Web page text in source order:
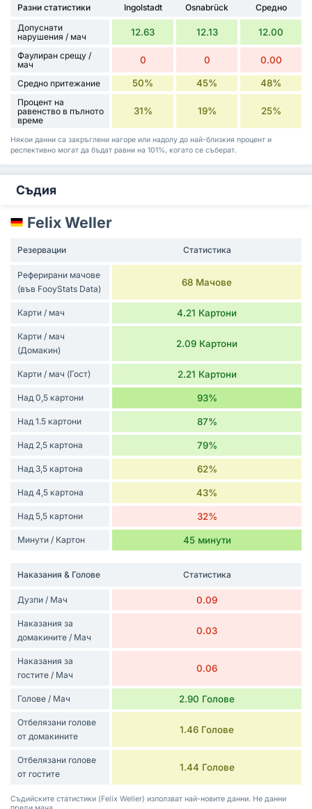
Разни статистики Ingolstadt Osnabrück
Средно
Допуснати
нарушения / мач
12.63 12.13 12.00
Фаулиран срещу /
мач
0 0 0.00
Средно притежание 50% 45% 48%
Процент на
равенство в пълното
време
31% 19% 25%
Някои данни са закръглени нагоре или надолу до най-близкия процент и
респективно могат да бъдат равни на 101%, когато се съберат.
Съдия
Felix Weller
Резервации Статистика
Реферирани мачове
(във FooyStats Data)
68 Мачове
Карти / мач 4.21 Картони
Карти / мач
(Домакин)
2.09 Картони
Карти / мач (Гост) 2.21 Картони
Над 0,5 картони 93%
Над 1.5 картони 87%
Над 2,5 картона 79%
Над 3,5 картона 62%
Над 4,5 картона 43%
Над 5,5 картони 32%
Минути / Картон 45 минути
Наказания & Голове Статистика
Дузпи / Мач 0.09
Наказания за
домакините / Мач
0.03
Наказания за
гостите / Мач
0.06
Голове / Мач 2.90 Голове
Отбелязани голове
от домакините
1.46 Голове
Отбелязани голове
от гостите
1.44 Голове
Съдийските статистики (Felix Weller) използват най-новите данни. Не данни